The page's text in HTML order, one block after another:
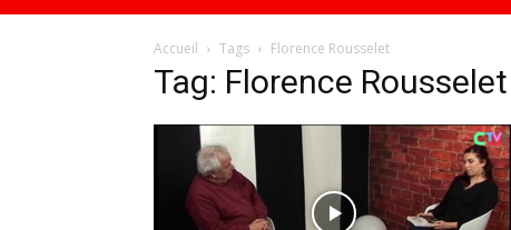
Accueil Tags Florence Rousselet
Tag: Florence Rousselet